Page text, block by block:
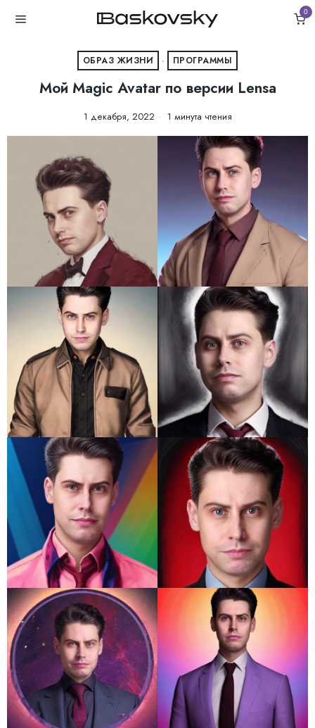
0
ОБРАЗ ЖИЗНИ · ПРОГРАММЫ
Мой Magic Avatar по версии Lensa
1 декабря, 2022 1 минута чтения